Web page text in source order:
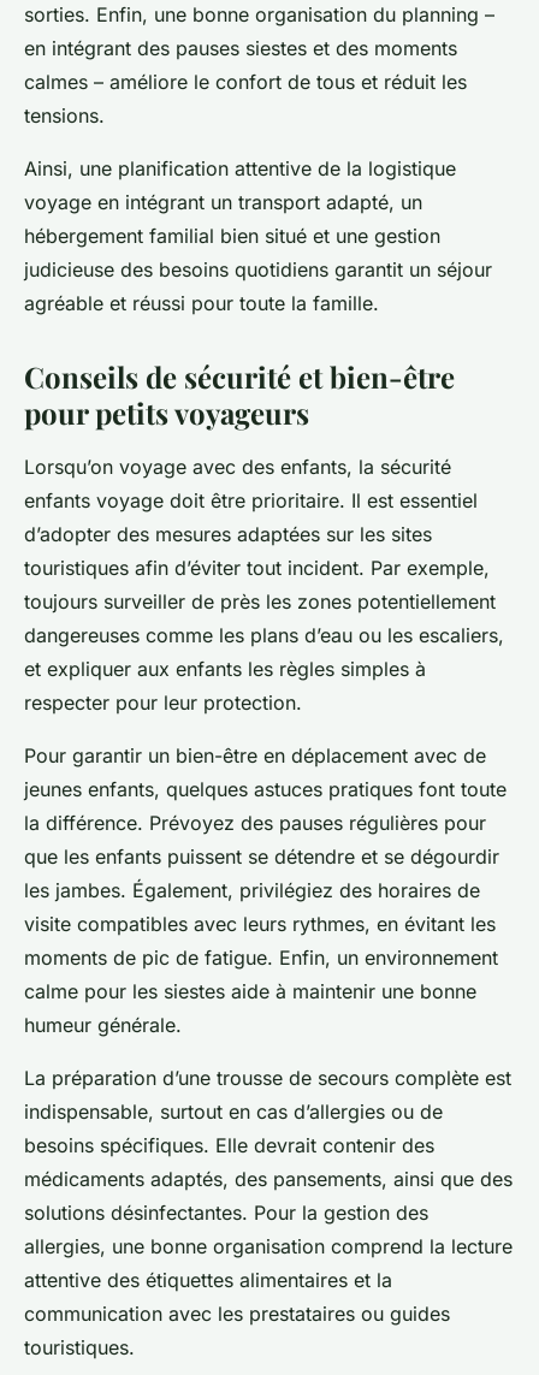
sorties. Enfin, une bonne organisation du planning –
en intégrant des pauses siestes et des moments
calmes – améliore le confort de tous et réduit les
tensions.
Ainsi, une planification attentive de la logistique
voyage en intégrant un transport adapté, un
hébergement familial bien situé et une gestion
judicieuse des besoins quotidiens garantit un séjour
agréable et réussi pour toute la famille.
Conseils de sécurité et bien-être
pour petits voyageurs
Lorsqu’on voyage avec des enfants, la sécurité
enfants voyage doit être prioritaire. Il est essentiel
d’adopter des mesures adaptées sur les sites
touristiques afin d’éviter tout incident. Par exemple,
toujours surveiller de près les zones potentiellement
dangereuses comme les plans d’eau ou les escaliers,
et expliquer aux enfants les règles simples à
respecter pour leur protection.
Pour garantir un bien-être en déplacement avec de
jeunes enfants, quelques astuces pratiques font toute
la différence. Prévoyez des pauses régulières pour
que les enfants puissent se détendre et se dégourdir
les jambes. Également, privilégiez des horaires de
visite compatibles avec leurs rythmes, en évitant les
moments de pic de fatigue. Enfin, un environnement
calme pour les siestes aide à maintenir une bonne
humeur générale.
La préparation d’une trousse de secours complète est
indispensable, surtout en cas d’allergies ou de
besoins spécifiques. Elle devrait contenir des
médicaments adaptés, des pansements, ainsi que des
solutions désinfectantes. Pour la gestion des
allergies, une bonne organisation comprend la lecture
attentive des étiquettes alimentaires et la
communication avec les prestataires ou guides
touristiques.